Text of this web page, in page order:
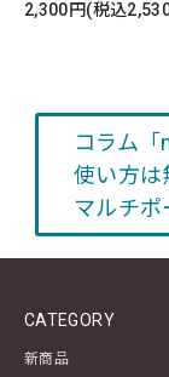
2,300円(税込
コラム
使い方は
マルチポ
CATEGORY
新商品